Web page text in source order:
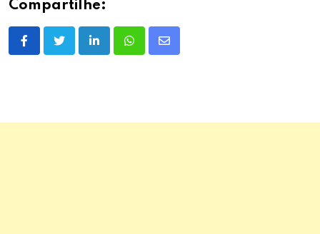
Compartilhe:
LinkedInWhatsappShare